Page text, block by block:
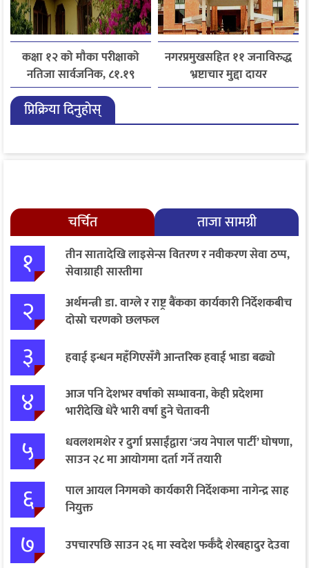
कक्षा १२ को मौका परीक्षाको
नतिजा सार्वजनिक, ८१.१९
प्रतिशत विद्यार्थी उत्तीर्ण
नगरप्रमुखसहित ११ जनाविरुद्ध
भ्रष्टाचार मुद्दा दायर
प्रिक्रिया दिनुहोस्
चर्चित ताजा सामग्री
१
तीन सातादेखि लाइसेन्स वितरण र नवीकरण सेवा ठप्प,
सेवाग्राही सास्तीमा
२
अर्थमन्त्री डा. वाग्ले र राष्ट्र बैंकका कार्यकारी निर्देशकबीच
दोस्रो चरणको छलफल
३ हवाई इन्धन महँगिएसँगै आन्तरिक हवाई भाडा बढ्यो
४
आज पनि देशभर वर्षाको सम्भावना, केही प्रदेशमा
भारीदेखि धेरै भारी वर्षा हुने चेतावनी
५
धवलशमशेर र दुर्गा प्रसाईंद्वारा ‘जय नेपाल पार्टी’ घोषणा,
साउन २८ मा आयोगमा दर्ता गर्ने तयारी
६
पाल आयल निगमको कार्यकारी निर्देशकमा नागेन्द्र साह
नियुक्त
७ उपचारपछि साउन २६ मा स्वदेश फर्कँदै शेरबहादुर देउवा